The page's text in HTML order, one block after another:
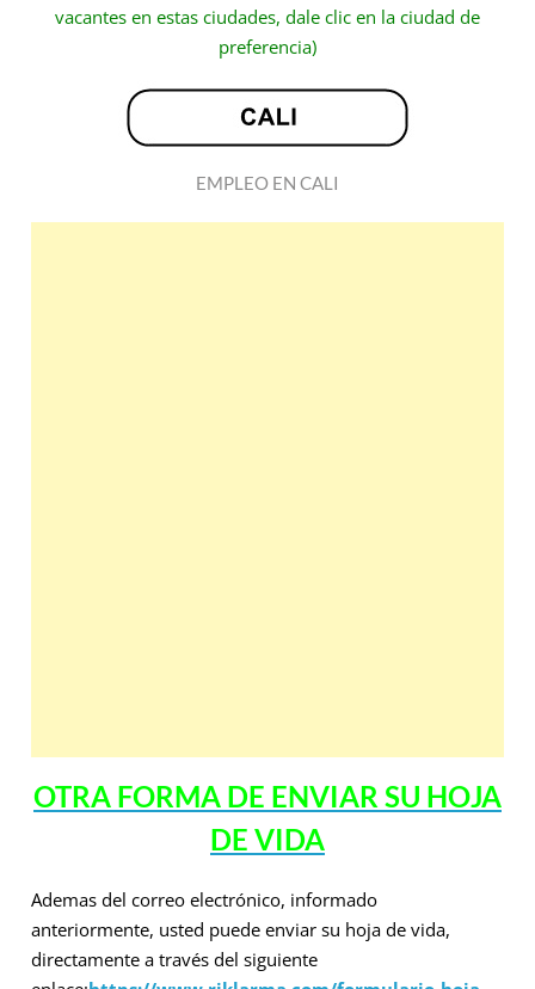
vacantes en estas ciudades, dale clic en la ciudad de
preferencia)
EMPLEO EN CALI
OTRA FORMA DE ENVIAR SU HOJA
DE VIDA
Ademas del correo electrónico, informado
anteriormente, usted puede enviar su hoja de vida,
directamente a través del siguiente